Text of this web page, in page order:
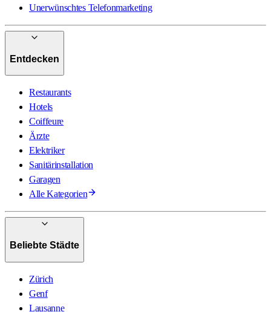
Unerwünschtes Telefonmarketing
Entdecken
Restaurants
Hotels
Coiffeure
Ärzte
Elektriker
Sanitärinstallation
Garagen
Alle Kategorien
Beliebte Städte
Zürich
Genf
Lausanne